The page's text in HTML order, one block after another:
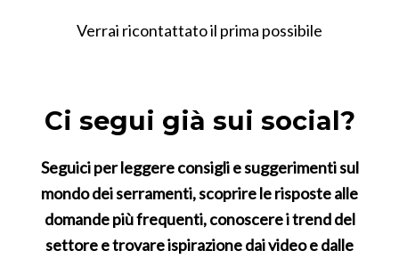
Verrai ricontattato il prima possibile
Ci segui già sui social?
Seguici per leggere consigli e suggerimenti sul
mondo dei serramenti, scoprire lerisposte alle
domande più frequenti, conoscere i trend del
settore e trovareispirazione dai video e dalle